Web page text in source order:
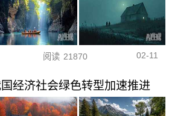
阅读 21870 02-11
经济社会绿色转型加速推进